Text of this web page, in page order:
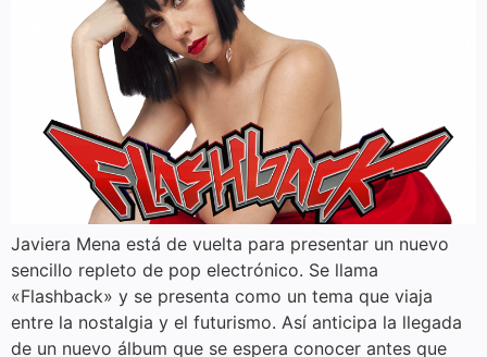
Javiera Mena está de vuelta para presentar un nuevo
sencillo repleto de pop electrónico. Se llama
«Flashback» y se presenta como un tema que viaja
entre la nostalgia y el futurismo. Así anticipa la llegada
de un nuevo álbum que se espera conocer antes que